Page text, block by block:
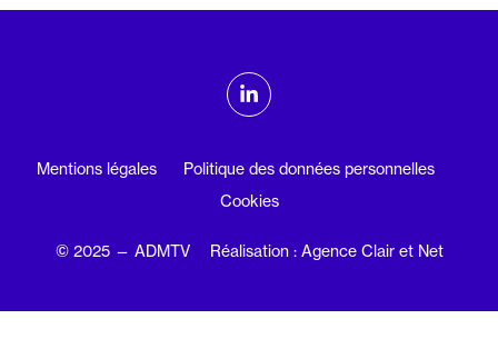
ADMTV sur les réseaux sociaux
Linkedin
Mentions légales
Politique des données personnelles
Cookies
© 2025 — ADMTV Réalisation : Agence Clair et Net